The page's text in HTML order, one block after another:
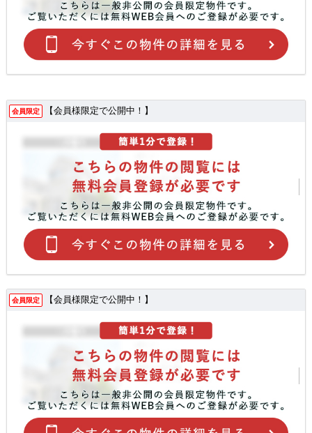
会員限定 【会員様限定で公開中！】
会員限定 【会員様限定で公開中！】